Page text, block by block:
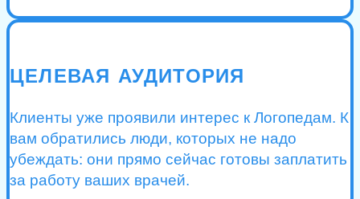
ЦЕЛЕВАЯ АУДИТОРИЯ
Клиенты уже проявили интерес к Логопедам. К
вам обратились люди, которых не надо
убеждать: они прямо сейчас готовы заплатить
за работу ваших врачей.